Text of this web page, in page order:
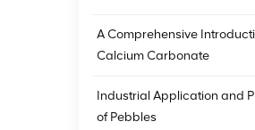
A Comprehensive
Calcium Carbonate
Industrial Application and
of Pebbles